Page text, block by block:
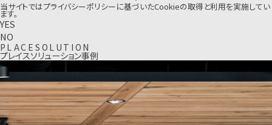
当サイトではプライバシーポリシーに基づいたCookieの取得と利用を実施してい
ます。
YES
NO
P L AC E S O L U T I O N
プレイスソリューション事例